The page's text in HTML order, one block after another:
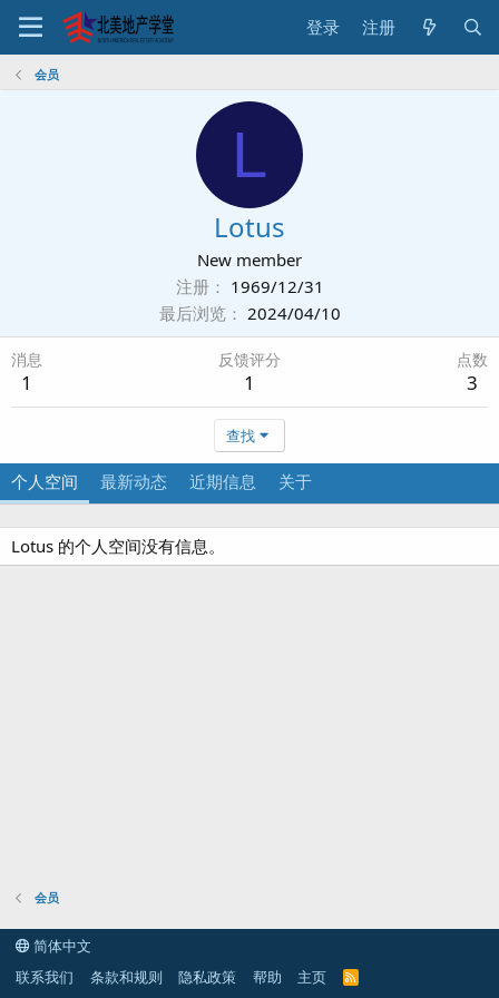
登录 注册
会员
L
Lotus
New member
注册
1969/12/31
最后浏览
2024/04/10
消息
1
反馈评分
1
点数
3
查找
个人空间 最新动态 近期信息 关于
Lotus 的个人空间没有信息。
会员
简体中文
联系我们
条款和规则 隐私政策 帮助 主页
R